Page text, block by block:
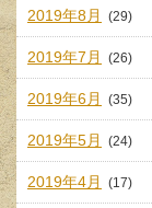
2019年8月 (29)
2019年7月 (26)
2019年6月 (35)
2019年5月 (24)
2019年4月 (17)